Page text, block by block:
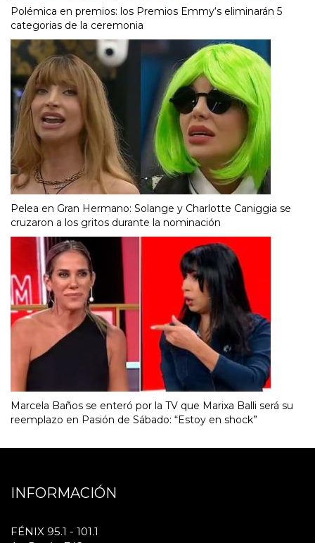
Polémica en premios: los Premios Emmy‘s eliminarán 5
categorias de la ceremonia
Pelea en Gran Hermano: Solange y Charlotte Caniggia se
cruzaron a los gritos durante la nominación
Marcela Baños se enteró por la TV que Marixa Balli será su
reemplazo en Pasión de Sábado: “Estoy en shock”
INFORMACIÓN
FÉNIX 95.1 - 101.1